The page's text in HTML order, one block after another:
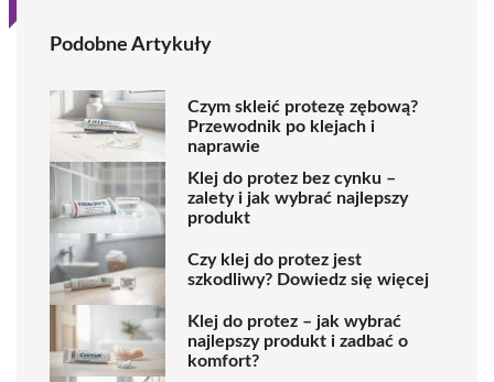
Podobne Artykuły
Czym skleić protezę zębową?
Przewodnik po klejach i
naprawie
Klej do protez bez cynku –
zalety i jak wybrać najlepszy
produkt
Czy klej do protez jest
szkodliwy? Dowiedz się więcej
Klej do protez – jak wybrać
najlepszy produkt i zadbać o
komfort?